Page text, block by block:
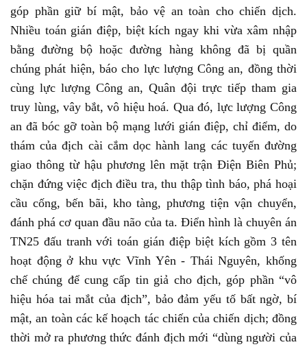
góp phần giữ bí mật, bảo vệ an toàn cho chiến dịch.
Nhiều toán gián điệp, biệt kích ngay khi vừa xâm nhập
bằng đường bộ hoặc đường hàng không đã bị quần
chúng phát hiện, báo cho lực lượng Công an, đồng thời
cùng lực lượng Công an, Quân đội trực tiếp tham gia
truy lùng, vây bắt, vô hiệu hoá. Qua đó, lực lượng Công
an đã bóc gỡ toàn bộ mạng lưới gián điệp, chỉ điểm, do
thám của địch cài cắm dọc hành lang các tuyến đường
giao thông từ hậu phương lên mặt trận Điện Biên Phủ;
chặn đứng việc địch điều tra, thu thập tình báo, phá hoại
cầu cống, bến bãi, kho tàng, phương tiện vận chuyển,
đánh phá cơ quan đầu não của ta. Điển hình là chuyên án
TN25 đấu tranh với toán gián điệp biệt kích gồm 3 tên
hoạt động ở khu vực Vĩnh Yên - Thái Nguyên, khống
chế chúng để cung cấp tin giả cho địch, góp phần “vô
hiệu hóa tai mắt của địch”, bảo đảm yếu tố bất ngờ, bí
mật, an toàn các kế hoạch tác chiến của chiến dịch; đồng
thời mở ra phương thức đánh địch mới “dùng người của